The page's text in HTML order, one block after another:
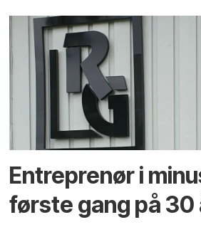
Entreprenør i
første gang på 30